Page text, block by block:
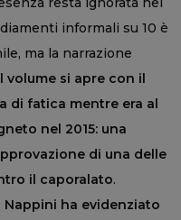
informali su 10 è
ma la narrazione
volume si apre con il
di fatica mentre era al
nel 2015: una
di una delle
il caporalato.
Nappini ha evidenziato